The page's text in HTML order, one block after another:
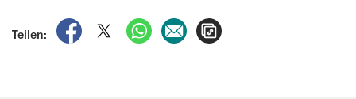
Teilen:
auf Facebook teilen
auf X teilenper WhatsApp teilen
per E-Mail teilen